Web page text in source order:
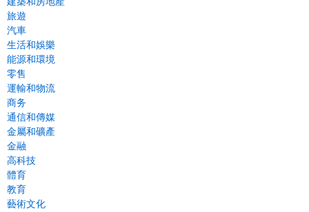
旅遊
汽車
生活和娛樂
能源和環境
零售
運輸和物流
商务
通信和傳媒
金屬和礦產
金融
高科技
體育
教育
藝術文化